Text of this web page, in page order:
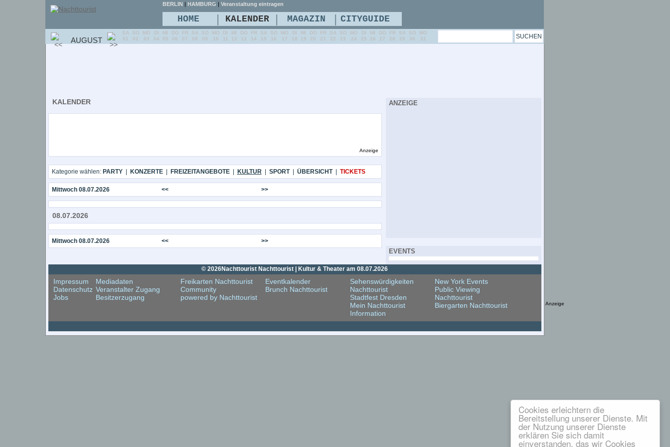
Cookies erleichtern die
Bereitstellung unserer Dienste. Mit
der Nutzung unserer Dienste
erklären Sie sich damit
einverstanden, das wir Cookies
KALENDER
Anzeige
Kategorie wählen: PARTY| KONZERTE| FREIZEITANGEBOTE| KULTUR| SPORT| ÜBERSICHT| TICKETS
Mittwoch 08.07.2026 << >>
08.07.2026
Mittwoch 08.07.2026 << >>
ANZEIGE
EVENTS
© 2026Nachttourist Nachttourist | Kultur & Theater am 08.07.2026
Impressum
Datenschutz
Jobs
Mediadaten
Veranstalter Zugang
Besitzerzugang
Freikarten Nachttourist
Community
powered by Nachttourist
Eventkalender
Brunch Nachttourist
Sehenswürdigkeiten
Nachttourist
Stadtfest Dresden
Mein Nachttourist
Information
New York Events
Public Viewing
Nachttourist
Biergarten Nachttourist
BERLIN | HAMBURG | Veranstaltung eintragen
HOME | KALENDER | MAGAZIN | CITYGUIDE
AUGUST
SA
01
SO
02
MO
03
DI
04
MI
05
DO
06
FR
07
SA
08
SO
09
MO
10
DI
11
MI
12
DO
13
FR
14
SA
15
SO
16
MO
17
DI
18
MI
19
DO
20
FR
21
SA
22
SO
23
MO
24
DI
25
MI
26
DO
27
FR
28
SA
29
SO
30
MO
31
Anzeige